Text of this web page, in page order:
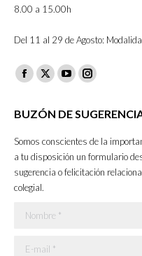
8.00 a 15.00h
Del 11 al 29 de Agosto:
Facebook
opens
new
window
X
opens
new
window
YouTube
opens
new
window
Instagram
opens
in
new
window
BUZÓN DE
Somos conscientes de la
a tu disposición un formulario
sugerencia o felicitación
colegial.
Nombre *
E-mail *